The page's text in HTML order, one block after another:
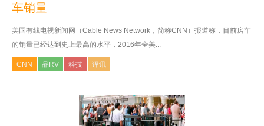
车销量
美国有线电视新闻网（Cable News Network，简称CNN）报道称，目前房车
的销量已经达到史上最高的水平，2016年全美...
CNN 品RV 科技 译讯